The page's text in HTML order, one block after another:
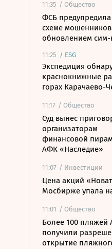
11:35 / Общество
ФСБ
схеме
обновлением сим-
11:25 / ESG
Экспедиция
краснокнижные
горах Карачаево-
11:17 / Общество
Суд вынес
организаторам
финансовой
АФК «Наследие»
11:07 / Инвестиции
Цена акций
Мосбирже упала
11:01 / Общество
Более 100 пляжей
получили
открытие